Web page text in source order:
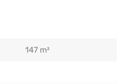
147 m²